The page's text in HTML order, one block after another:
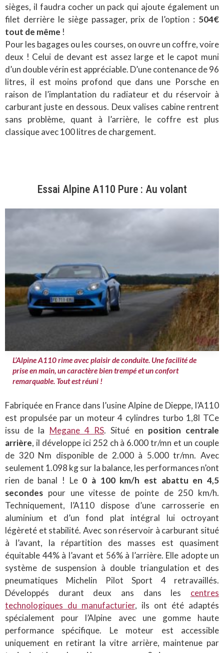
sièges, il faudra cocher un pack qui ajoute également un
filet derrière le siège passager, prix de l’option : 504€
tout de même !
Pour les bagages ou les courses, on ouvre un coffre, voire
deux ! Celui de devant est assez large et le capot muni
d’un double vérin est appréciable. D’une contenance de 96
litres, il est moins profond que dans une Porsche en
raison de l’implantation du radiateur et du réservoir à
carburant juste en dessous. Deux valises cabine rentrent
sans problème, quant à l’arrière, le coffre est plus
classique avec 100 litres de chargement.
Essai Alpine A110 Pure : Au volant
L’Alpine A110 rime avec plaisir de conduite. Une facilité de
prise en main, un caractère bien trempé et un confort
remarquable. Tout est réuni !
Fabriquée en France dans l’usine Alpine de Dieppe, l’A110
est propulsée par un moteur 4 cylindres turbo 1,8l TCe
issu de la Megane 4 RS. Situé en position centrale
arrière, il développe ici 252 ch à 6.000 tr/mn et un couple
de 320 Nm disponible de 2.000 à 5.000 tr/mn. Avec
seulement 1.098 kg sur la balance, les performances n’ont
rien de banal ! Le 0 à 100 km/h est abattu en 4,5
secondes pour une vitesse de pointe de 250 km/h.
Techniquement, l’A110 dispose d’une carrosserie en
aluminium et d’un fond plat intégral lui octroyant
légèreté et stabilité. Avec son réservoir à carburant situé
à l’avant, la répartition des masses est quasiment
équitable 44% à l’avant et 56% à l’arrière. Elle adopte un
système de suspension à double triangulation et des
pneumatiques Michelin Pilot Sport 4 retravaillés.
Développés durant deux ans dans les centres
technologiques du manufacturier, ils ont été adaptés
spécialement pour l’Alpine avec une gomme haute
performance spécifique. Le moteur est accessible
uniquement en retirant la vitre arrière, maintenue par